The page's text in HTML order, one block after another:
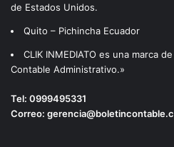
de Estados Unidos.
Quito – Pichincha Ecuador
CLIK INMEDIATO es una marca
Contable Administrativo.»
Tel: 0999495331
Correo: